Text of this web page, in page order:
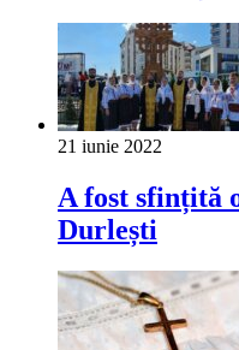
21 iunie 2022
A fost sfințită
Durlești